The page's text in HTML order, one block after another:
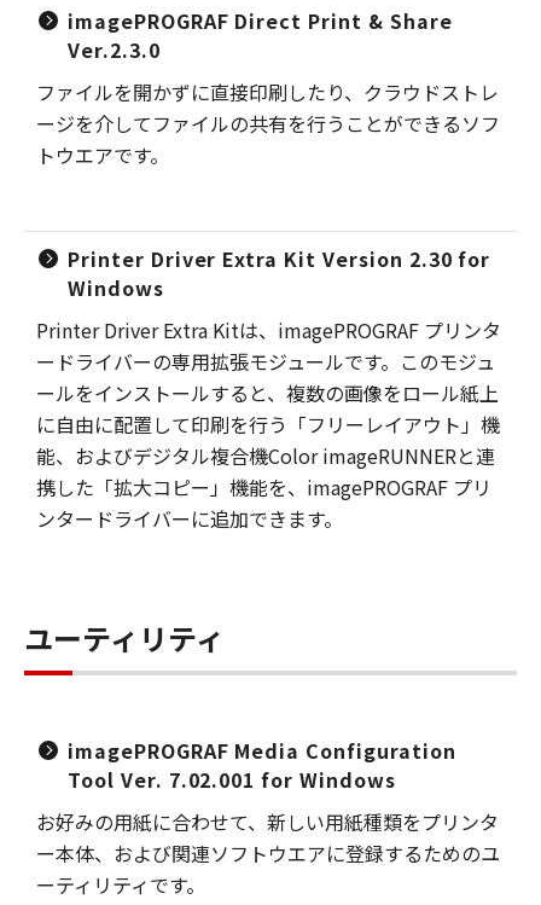
imagePROGRAF Direct Print & Share
Ver.2.3.0
ファイルを開かずに直接印刷したり、クラウドストレ
ージを介してファイルの共有を行うことができるソフ
トウエアです。
Printer Driver Extra Kit Version 2.30 for
Windows
Printer Driver Extra Kitは、imagePROGRAF プリンタ
ードライバーの専用拡張モジュールです。このモジュ
ールをインストールすると、複数の画像をロール紙上
に自由に配置して印刷を行う「フリーレイアウト」機
能、およびデジタル複合機Color imageRUNNERと連
携した「拡大コピー」機能を、imagePROGRAF プリ
ンタードライバーに追加できます。
ユーティリティ
imagePROGRAF Media Configuration
Tool Ver. 7.02.001 for Windows
お好みの用紙に合わせて、新しい用紙種類をプリンタ
ー本体、および関連ソフトウエアに登録するためのユ
ーティリティです。